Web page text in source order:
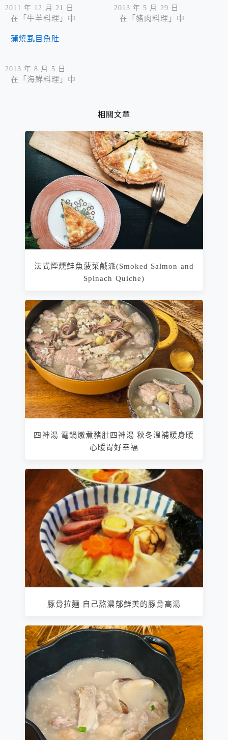
2011 年 12 月 21 日
在「牛羊料理」中
2013 年 5 月 29 日
在「豬肉料理」中
蒲燒虱目魚肚
2013 年 8 月 5 日
在「海鮮料理」中
相關文章
法式煙燻鮭魚菠菜鹹派(Smoked Salmon and
Spinach Quiche)
四神湯 電鍋燉煮豬肚四神湯 秋冬溫補暖身暖
心暖胃好幸福
豚骨拉麵 自己熬濃郁鮮美的豚骨高湯